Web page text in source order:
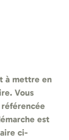
à mettre en
Vous
est
ci-